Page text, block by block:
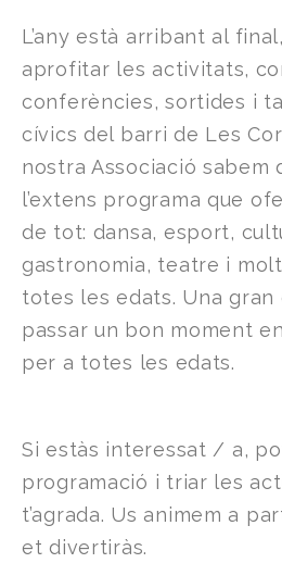
L’any està arribant al
aprofitar les activitats,
conferències, sortides i
cívics del barri de Les
nostra Associació sabem
l’extens programa que
de tot: dansa, esport,
gastronomia, teatre i
totes les edats. Una
passar un bon moment
per a totes les edats.
Si estàs interessat / a,
programació i triar les
t’agrada. Us animem a
et divertiràs.